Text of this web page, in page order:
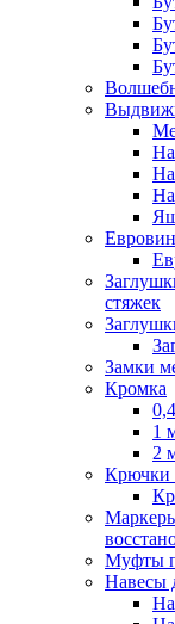
стяжек
Замки
Кромка
1
2
Крючки
Муфты
Навесы